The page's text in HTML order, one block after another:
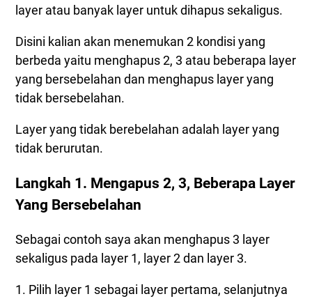
layer atau banyak layer untuk dihapus sekaligus.
Disini kalian akan menemukan 2 kondisi yang
berbeda yaitu menghapus 2, 3 atau beberapa layer
yang bersebelahan dan menghapus layer yang
tidak bersebelahan.
Layer yang tidak berebelahan adalah layer yang
tidak berurutan.
Langkah 1. Mengapus 2, 3, Beberapa Layer
Yang Bersebelahan
Sebagai contoh saya akan menghapus 3 layer
sekaligus pada layer 1, layer 2 dan layer 3.
1. Pilih layer 1 sebagai layer pertama, selanjutnya